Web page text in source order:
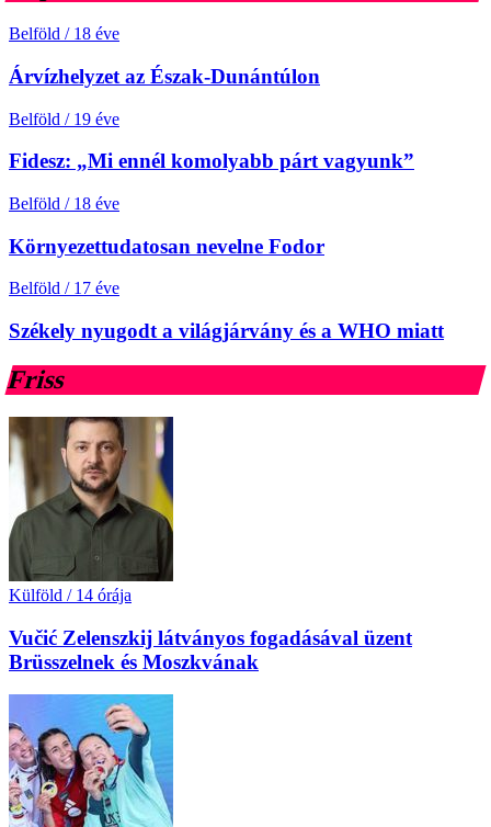
Belföld / 18 éve
Árvízhelyzet az Észak-Dunántúlon
Belföld / 19 éve
Fidesz: „Mi ennél komolyabb párt vagyunk”
Belföld / 18 éve
Környezettudatosan nevelne Fodor
Belföld / 17 éve
Székely nyugodt a világjárvány és a WHO miatt
Friss
Külföld / 14 órája
Vučić Zelenszkij látványos fogadásával üzent
Brüsszelnek és Moszkvának